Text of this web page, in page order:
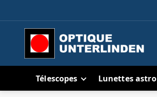
Télescopes Lunettes astro